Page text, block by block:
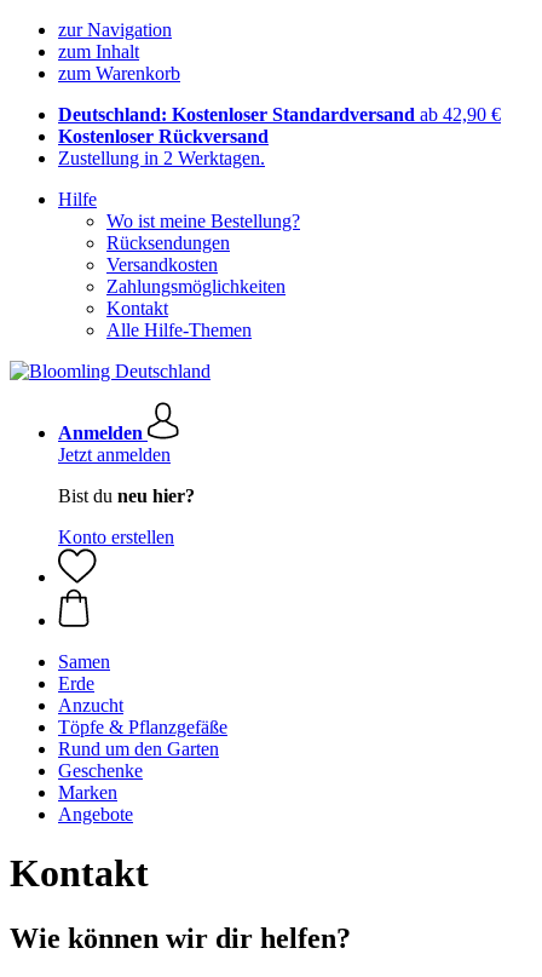
zur Navigation
zum Inhalt
zum Warenkorb
Deutschland: Kostenloser Standardversand ab 42,90 €
Kostenloser Rückversand
Zustellung in 2 Werktagen.
Hilfe
Wo ist meine Bestellung?
Rücksendungen
Versandkosten
Zahlungsmöglichkeiten
Kontakt
Alle Hilfe-Themen
Anmelden
Jetzt anmelden
Bist du neu hier?
Konto erstellen
Samen
Erde
Anzucht
Töpfe & Pflanzgefäße
Rund um den Garten
Geschenke
Marken
Angebote
Kontakt
Wie können wir dir helfen?